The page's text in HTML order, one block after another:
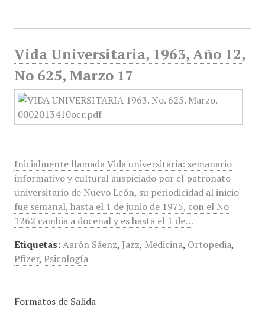
Vida Universitaria, 1963, Año 12,
No 625, Marzo 17
Inicialmente llamada Vida universitaria: semanario
informativo y cultural auspiciado por el patronato
universitario de Nuevo León, su periodicidad al inicio
fue semanal, hasta el 1 de junio de 1975, con el No
1262 cambia a docenal y es hasta el 1 de…
Etiquetas: Aarón Sáenz, Jazz, Medicina, Ortopedia,
Pfizer, Psicología
Formatos de Salida